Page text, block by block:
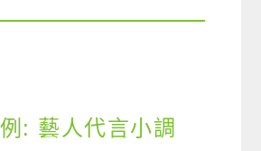
: 藝人代言小調